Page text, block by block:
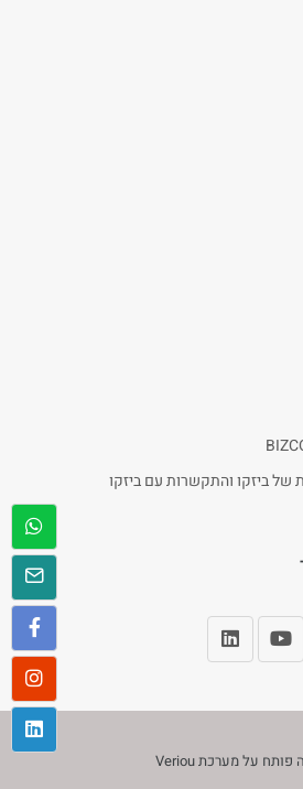
של ביזקו והתקשרות עם ביזקו
פותח על מערכתVeriou